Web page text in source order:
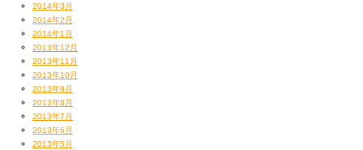
2014年3月
2014年2月
2014年1月
2013年12月
2013年11月
2013年10月
2013年9月
2013年8月
2013年7月
2013年6月
2013年5月